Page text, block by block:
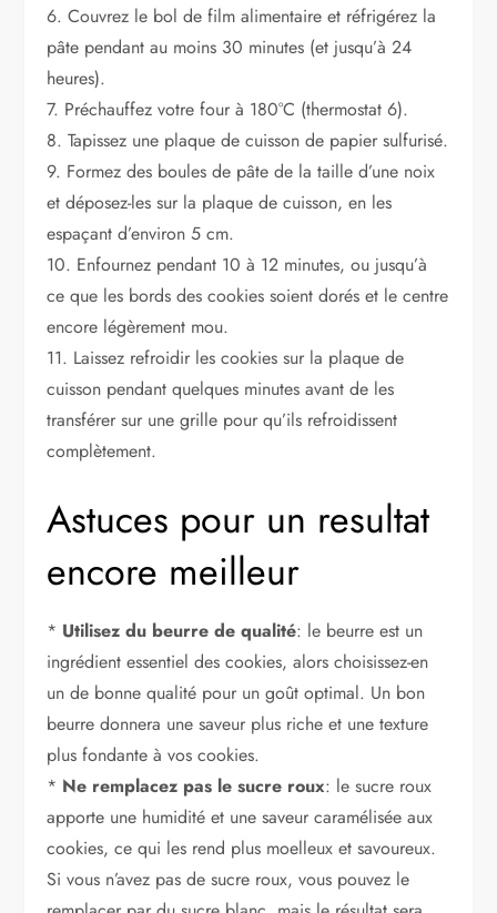
6. Couvrez le bol de film alimentaire et réfrigérez la
pâte pendant au moins 30 minutes (et jusqu’à 24
heures).
7. Préchauffez votre four à 180°C (thermostat 6).
8. Tapissez une plaque de cuisson de papier sulfurisé.
9. Formez des boules de pâte de la taille d’une noix
et déposez-les sur la plaque de cuisson, en les
espaçant d’environ 5 cm.
10. Enfournez pendant 10 à 12 minutes, ou jusqu’à
ce que les bords des cookies soient dorés et le centre
encore légèrement mou.
11. Laissez refroidir les cookies sur la plaque de
cuisson pendant quelques minutes avant de les
transférer sur une grille pour qu’ils refroidissent
complètement.
Astuces pour un resultat
encore meilleur
* Utilisez du beurre de qualité: le beurre est un
ingrédient essentiel des cookies, alors choisissez-en
un de bonne qualité pour un goût optimal. Un bon
beurre donnera une saveur plus riche et une texture
plus fondante à vos cookies.
* Ne remplacez pas le sucre roux: le sucre roux
apporte une humidité et une saveur caramélisée aux
cookies, ce qui les rend plus moelleux et savoureux.
Si vous n’avez pas de sucre roux, vous pouvez le